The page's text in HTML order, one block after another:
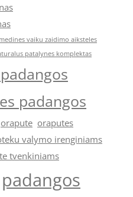
medines vaiku zaidimo aiksteles
patalynes komplektas
padangos
orapute oraputes
valymo irenginiams
tvenkiniams
padangos